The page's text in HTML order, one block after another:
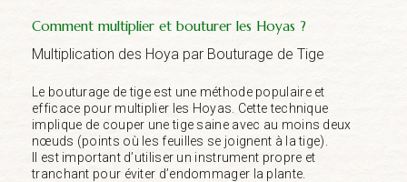
Comment multiplier et bouturer les Hoyas ?
Multiplication des Hoya par Bouturage de Tige
Le bouturage de tige est une méthode populaire et
efficace pour multiplier les Hoyas. Cette technique
implique de couper une tige saine avec au moins deux
nœuds (points où les feuilles se joignent à la tige).
Il est important d’utiliser un instrument propre et
tranchant pour éviter d’endommager la plante.